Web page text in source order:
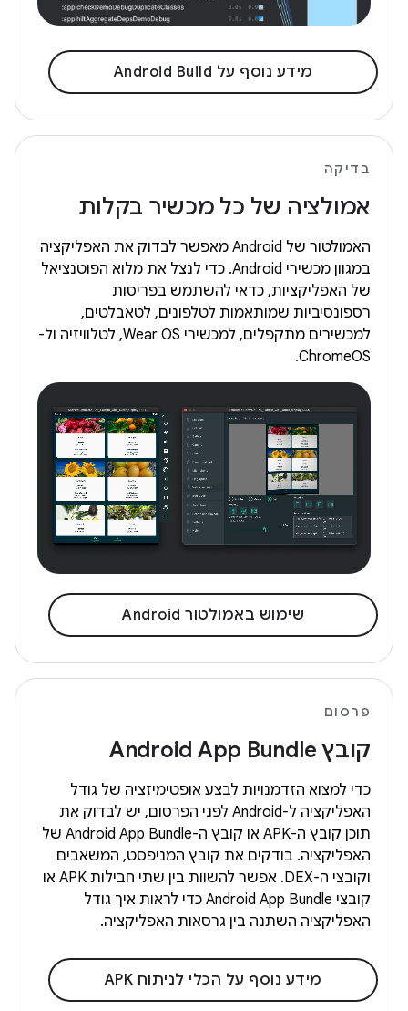
מידע נוסף על Android Build
בדיקה
אמולציה של כל מכשיר בקלות
האמולטור של Android מאפשר לבדוק את האפליקציה
במגוון מכשירי Android. כדי לנצל את מלוא הפוטנציאל
של האפליקציות, כדאי להשתמש בפריסות
רספונסיביות שמותאמות לטלפונים, לטאבלטים,
למכשירים מתקפלים, למכשירי Wear OS, לטלוויזיה ול-
ChromeOS.
שימוש באמולטור Android
פרסום
קובץ Android App Bundle
כדי למצוא הזדמנויות לבצע אופטימיזציה של גודל
האפליקציה ל-Android לפני הפרסום, יש לבדוק את
תוכן קובץ ה-APK או קובץ ה-Android App Bundle של
האפליקציה. בודקים את קובץ המניפסט, המשאבים
וקובצי ה-DEX. אפשר להשוות בין שתי חבילות APK או
קובצי Android App Bundle כדי לראות איך גודל
האפליקציה השתנה בין גרסאות האפליקציה.
מידע נוסף על הכלי לניתוח APK